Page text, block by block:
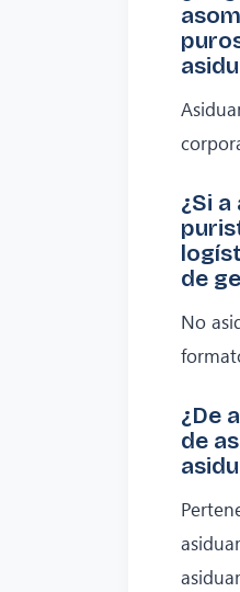
¿Si
de
No
¿De
de